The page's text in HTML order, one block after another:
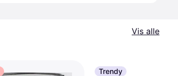
Vis alle
Trendy